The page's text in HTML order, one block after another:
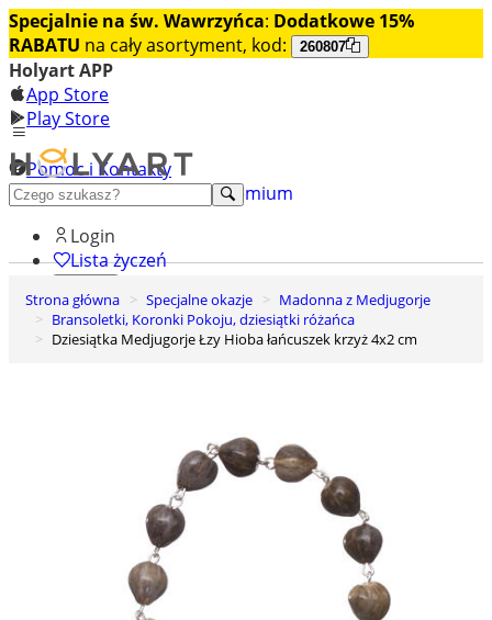
Specjalnie na św. Wawrzyńca: Dodatkowe 15%
RABATU na cały asortyment, kod: 260807
Holyart APP
App Store
Play Store
Pomoc i Kontakty
+48 222 922 860
Odkryj premium
Login
Lista życzeń
0
Koszyk
Strona główna Specjalne okazje
Madonna z Medjugorje
Bransoletki, Koronki Pokoju, dziesiątki różańca
Dziesiątka Medjugorje Łzy Hioba łańcuszek krzyż 4x2 cm